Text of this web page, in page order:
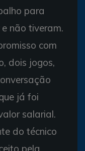
para
não tiveram.
com
dois jogos,
já foi
salarial.
do técnico
pela